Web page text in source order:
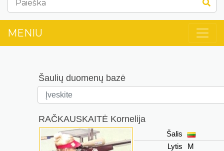
MENIU
Šaulių duomenų bazė
RAČKAUSKAITĖ Kornelija
Šalis
Lytis
M